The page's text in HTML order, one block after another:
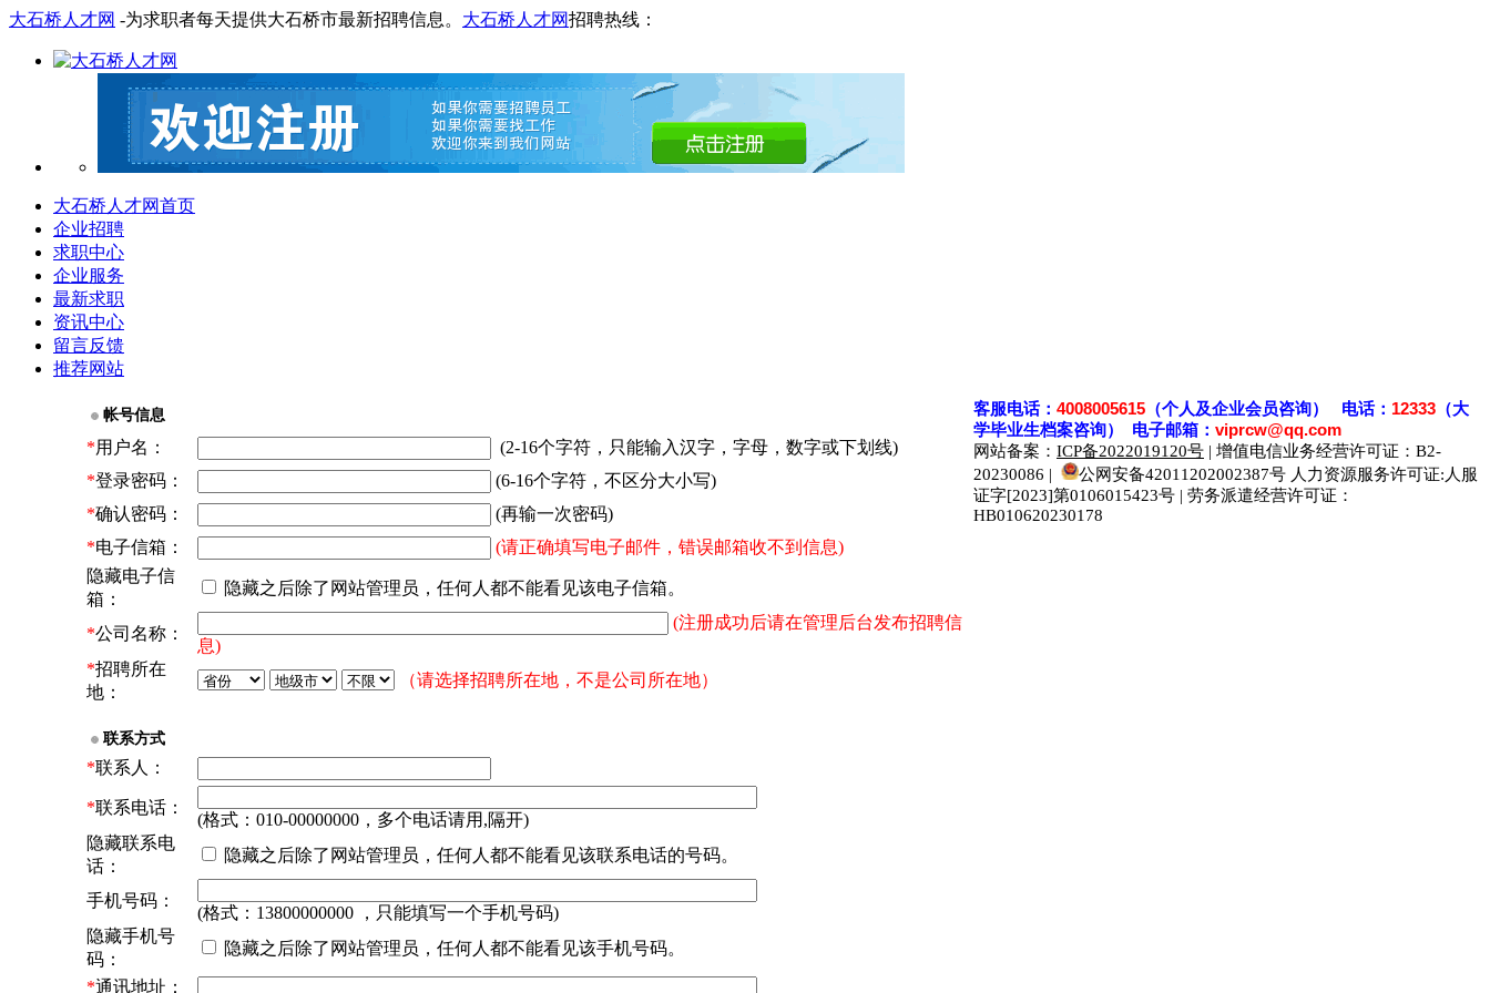
大石桥人才网 -为求职者每天提供大石桥市最新招聘信息。 大石桥人才网招聘热线：
大石桥人才网首页
企业招聘
求职中心
企业服务
最新求职
资讯中心
留言反馈
推荐网站
帐号信息
*用户名：
(2-16个字符，只能输入汉字，字母，数字或下划线)
*登录密码：
(6-16个字符，不区分大小写)
*确认密码：
(再输一次密码)
*电子信箱：
(请正确填写电子邮件，错误邮箱收不到信息)
隐藏电子信
箱：
隐藏之后除了网站管理员，任何人都不能看见该电子信箱。
*公司名称：
(注册成功后请在管理后台发布招聘信
息)
*招聘所在
地：
（请选择招聘所在地，不是公司所在地）
联系方式
*联系人：
*联系电话：
(格式：010-00000000，多个电话请用,隔开)
隐藏联系电
话：
隐藏之后除了网站管理员，任何人都不能看见该联系电话的号码。
手机号码：
(格式：13800000000 ，只能填写一个手机号码)
隐藏手机号
码：
隐藏之后除了网站管理员，任何人都不能看见该手机号码。
*通讯地址：
客服电话： 4008005615 （个人及企业会员咨询） 电话： 12333 （大
学毕业生档案咨询） 电子邮箱： viprcw@qq.com
网站备案： ICP备2022019120号 | 增值电信业务经营许可证：B2-
20230086 |
公网安备42011202002387号 人力资源服务许可证:人服
证字[2023]第0106015423号 | 劳务派遣经营许可证：
HB010620230178